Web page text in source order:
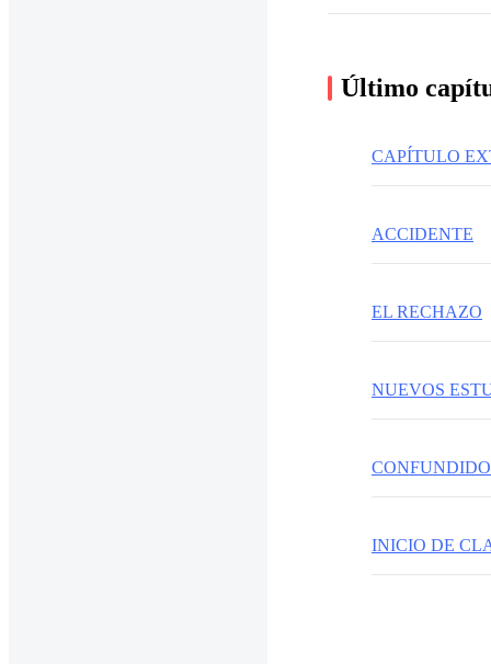
Último
CAPÍTULO
ACCIDENTE
EL RECHAZO
NUEVOS
CONFUNDIDO
INICIO DE